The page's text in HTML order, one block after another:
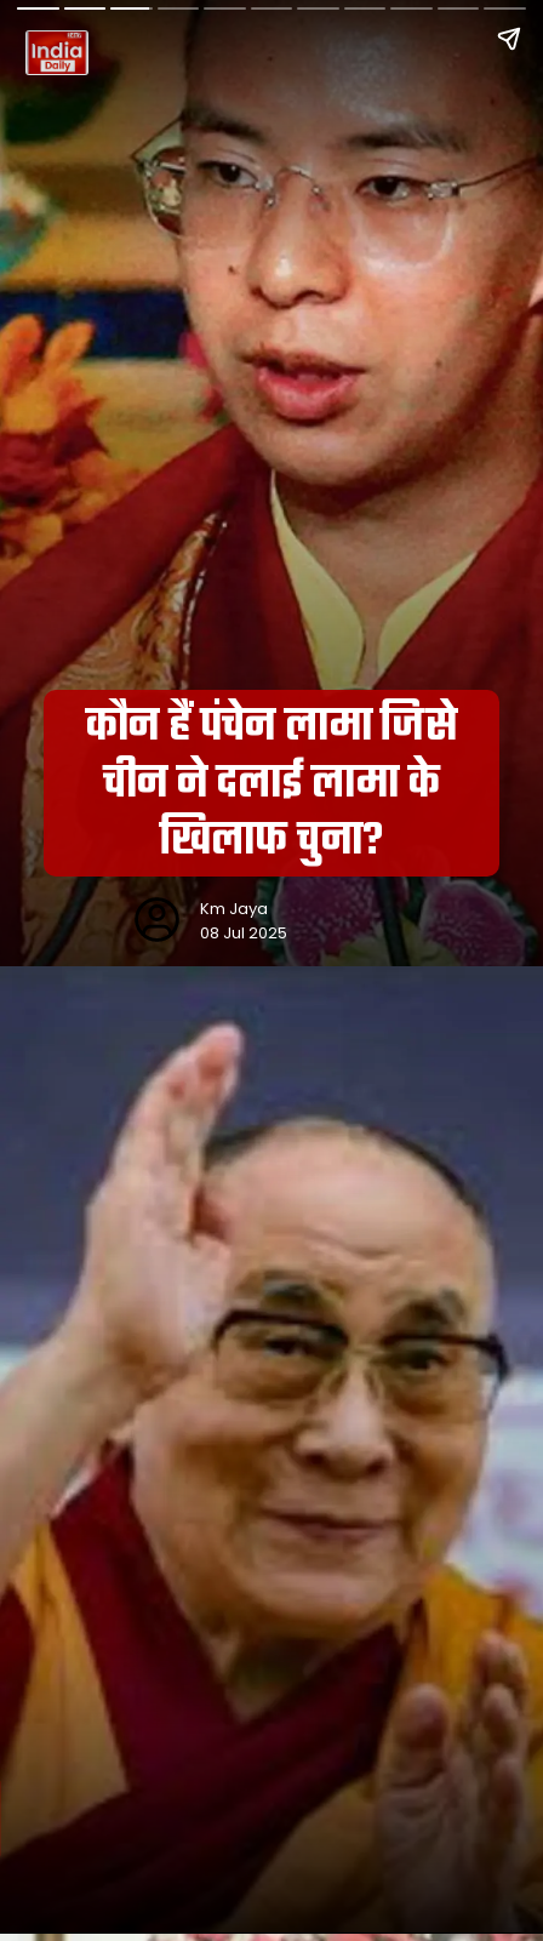
कौन हैं पंचेन लामा जिसे
चीन ने दलाई लामा के
खिलाफ चुना?
Km Jaya
08 Jul 2025